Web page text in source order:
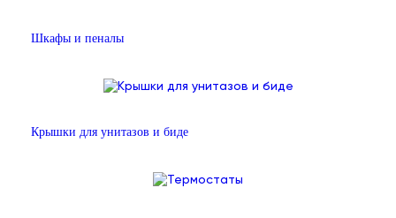
Шкафы и пеналы
Крышки для унитазов и биде